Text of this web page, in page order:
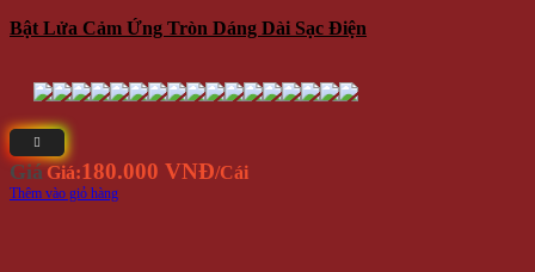
Bật Lửa Cảm Ứng Tròn Dáng Dài Sạc Điện
Giá Giá:180.000 VNĐ/Cái
Thêm vào giỏ hàng